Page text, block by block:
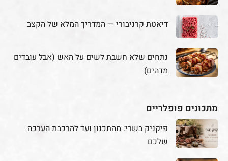
דיאטת קרניבורי — המדריך המלא של הקצב
נתחים שלא חשבת לשים על האש (אבל עובדים
מדהים)
מתכונים פופלריים
פיקניק בשרי: מהתכנון ועד להרכבת הערכה
שלכם